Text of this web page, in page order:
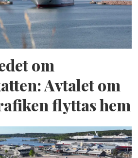
om
Avtalet om
flyttas hem